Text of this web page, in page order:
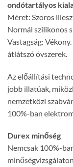
ondótartályos
Méret: Szoros
Normál szilikonos
Vastagság:
átlátszó óvszerek.
Az előállítási
jobb illatúak,
nemzetközi
100%-ban
Durex minőség
Nemcsak 100%-